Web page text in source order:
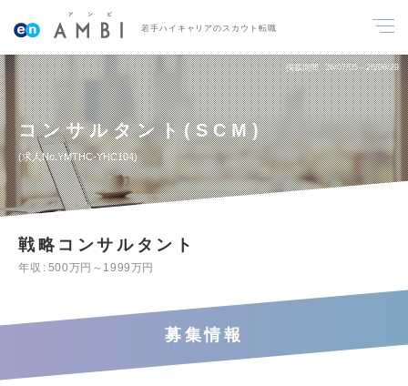
若手ハイキャリアのスカウト転職
掲載期間 26/07/05～26/08/29
コンサルタント(SCM)
求人No.YMTHC-YHC104
戦略コンサルタント
年収 500万円～1999万円
募集情報